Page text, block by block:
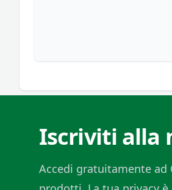
Iscriviti alla
Accedi gratuitamente ad